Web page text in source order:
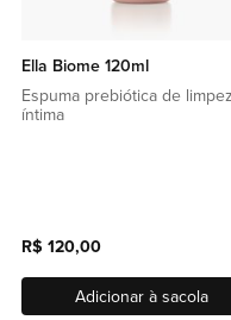
Ella Biome 120ml
Espuma prebiótica de
íntima
R$ 120,00
Adicionar à sacola